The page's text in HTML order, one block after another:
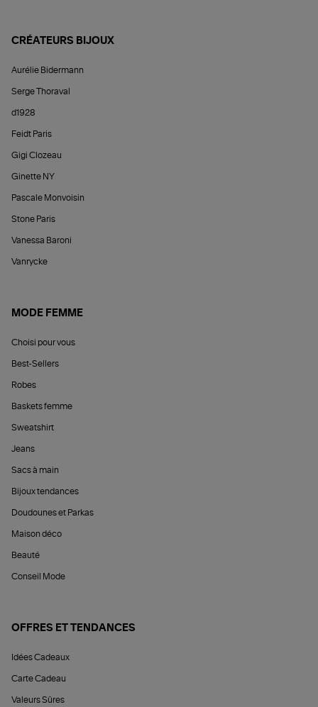
CRÉATEURS BIJOUX
Aurélie Bidermann
Serge Thoraval
d1928
Feidt Paris
Gigi Clozeau
Ginette NY
Pascale Monvoisin
Stone Paris
Vanessa Baroni
Vanrycke
MODE FEMME
Choisi pour vous
Best-Sellers
Robes
Baskets femme
Sweatshirt
Jeans
Sacs à main
Bijoux tendances
Doudounes et Parkas
Maison déco
Beauté
Conseil Mode
OFFRES ET TENDANCES
Idées Cadeaux
Carte Cadeau
Valeurs Sûres